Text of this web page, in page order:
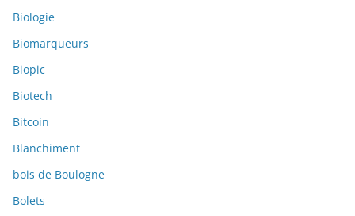
Biologie
Biomarqueurs
Biopic
Biotech
Bitcoin
Blanchiment
bois de Boulogne
Bolets